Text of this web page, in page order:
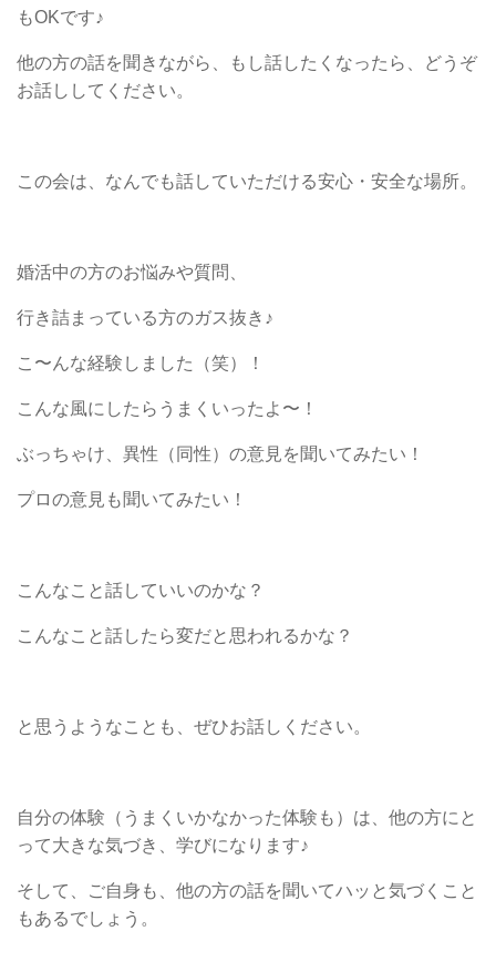
もOKです♪
他の方の話を聞きながら、もし話したくなったら、どうぞ
お話ししてください。
この会は、なんでも話していただける安心・安全な場所。
婚活中の方のお悩みや質問、
行き詰まっている方のガス抜き♪
こ〜んな経験しました（笑）！
こんな風にしたらうまくいったよ〜！
ぶっちゃけ、異性（同性）の意見を聞いてみたい！
プロの意見も聞いてみたい！
こんなこと話していいのかな？
こんなこと話したら変だと思われるかな？
と思うようなことも、ぜひお話しください。
自分の体験（うまくいかなかった体験も）は、他の方にと
って大きな気づき、学びになります♪
そして、ご自身も、他の方の話を聞いてハッと気づくこと
もあるでしょう。